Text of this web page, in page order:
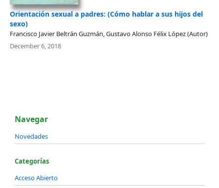
Orientación sexual a padres: (Cómo hablar a sus hijos del
sexo)
Francisco Javier Beltrán Guzmán, Gustavo Alonso Félix López (Autor)
December 6, 2018
Navegar
Novedades
Categorías
Acceso Abierto